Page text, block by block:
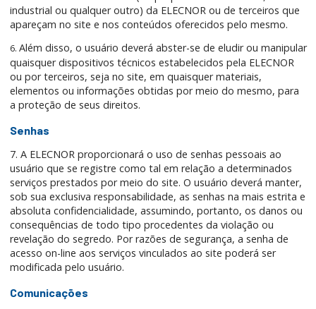
industrial ou qualquer outro) da ELECNOR ou de terceiros que
apareçam no site e nos conteúdos oferecidos pelo mesmo.
6. Além disso, o usuário deverá abster-se de eludir ou manipular
quaisquer dispositivos técnicos estabelecidos pela ELECNOR
ou por terceiros, seja no site, em quaisquer materiais,
elementos ou informações obtidas por meio do mesmo, para
a proteção de seus direitos.
Senhas
7. A ELECNOR proporcionará o uso de senhas pessoais ao
usuário que se registre como tal em relação a determinados
serviços prestados por meio do site. O usuário deverá manter,
sob sua exclusiva responsabilidade, as senhas na mais estrita e
absoluta confidencialidade, assumindo, portanto, os danos ou
consequências de todo tipo procedentes da violação ou
revelação do segredo. Por razões de segurança, a senha de
acesso on-line aos serviços vinculados ao site poderá ser
modificada pelo usuário.
Comunicações